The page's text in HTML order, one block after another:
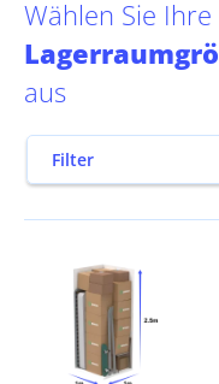
Wählen Sie Ihre
aus
Filter